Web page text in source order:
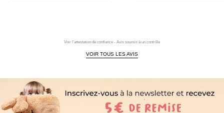
Voir l'attestation de confiance - Avis soumis à un contrôle
VOIR TOUS LES AVIS